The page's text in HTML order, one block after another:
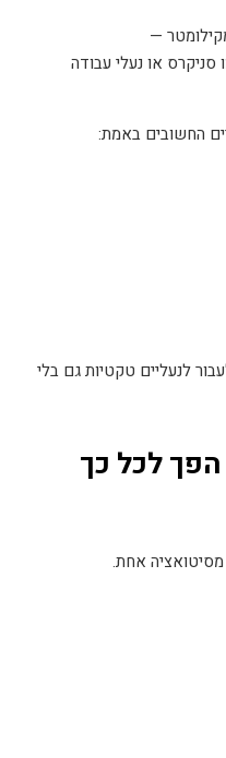
—
או נעלי עבודה
החשובים באמת:
לנעליים טקטיות גם בלי
לכל כך
מסיטואציה אחת.